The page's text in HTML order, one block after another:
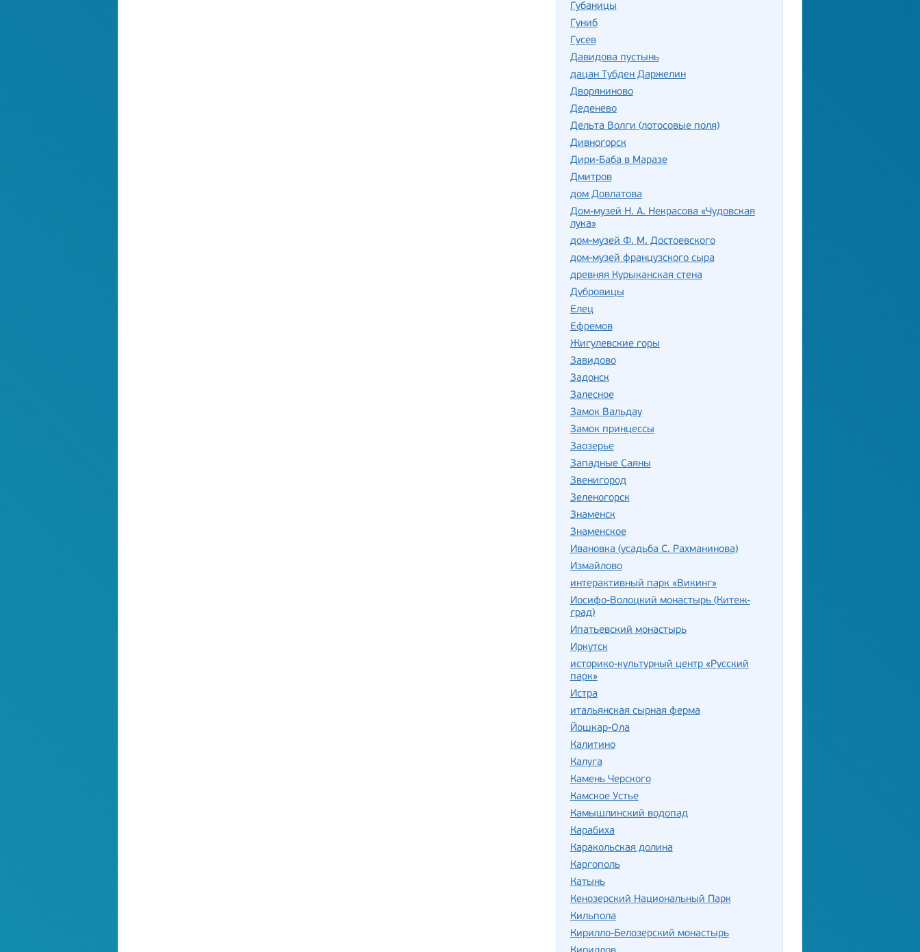
Губаницы
Гуниб
Гусев
Давидова пустынь
дацан Тубден Даржелин
Дворяниново
Деденево
Дельта Волги (лотосовые поля)
Дивногорск
Дири-Баба в Маразе
Дмитров
дом Довлатова
Дом-музей Н. А. Некрасова «Чудовская
лука»
дом-музей Ф. М. Достоевского
дом-музей французского сыра
древняя Курыканская стена
Дубровицы
Елец
Ефремов
Жигулевские горы
Завидово
Задонск
Залесное
Замок Вальдау
Замок принцессы
Заозерье
Западные Саяны
Звенигород
Зеленогорск
Знаменск
Знаменское
Ивановка (усадьба С. Рахманинова)
Измайлово
интерактивный парк «Викинг»
Иосифо-Волоцкий монастырь (Китеж-
град)
Ипатьевский монастырь
Иркутск
историко-культурный центр «Русский
парк»
Истра
итальянская сырная ферма
Йошкар-Ола
Калитино
Калуга
Камень Черского
Камское Устье
Камышлинский водопад
Карабиха
Каракольская долина
Каргополь
Катынь
Кенозерский Национальный Парк
Кильпола
Кирилло-Белозерский монастырь